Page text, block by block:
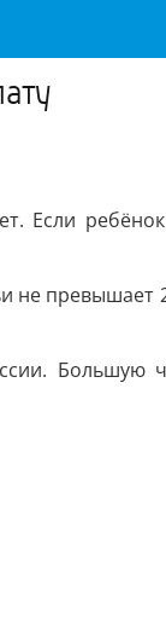
Если
превышает
Большую